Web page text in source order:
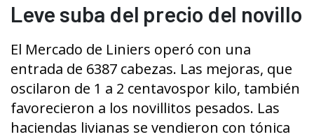
Leve suba del precio del novillo
El Mercado de Liniers operó con una
entrada de 6387 cabezas. Las mejoras, que
oscilaron de 1 a 2 centavospor kilo, también
favorecieron a los novillitos pesados. Las
haciendas livianas se vendieron con tónica